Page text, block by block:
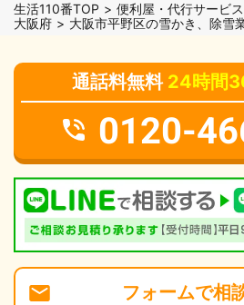
生活110番TOP 便利屋・代行サービス
大阪府
大阪市平野区の雪かき、除雪
通話料無料 24時間
0120-
フォームで相